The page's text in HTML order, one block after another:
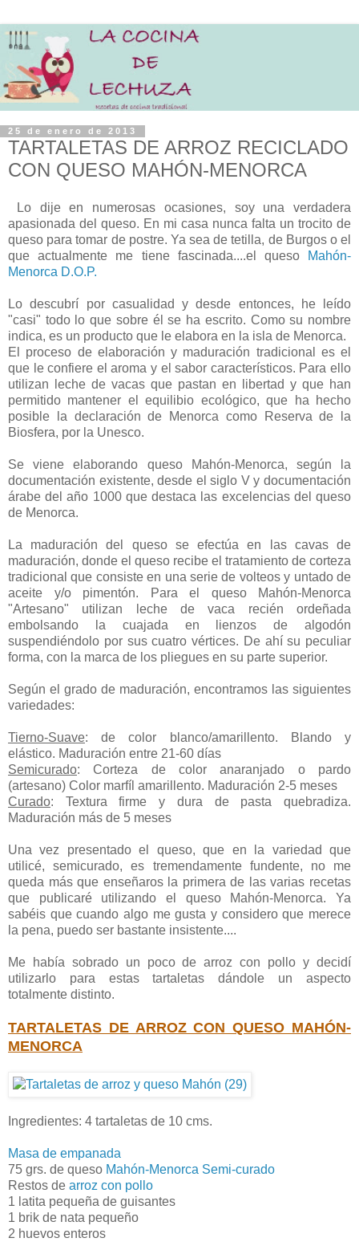
25 de enero de 2013
TARTALETAS DE ARROZ RECICLADO
CON QUESO MAHÓN-MENORCA
Lo dije en numerosas ocasiones, soy una verdadera
apasionada del queso. En mi casa nunca falta un trocito de
queso para tomar de postre. Ya sea de tetilla, de Burgos o el
que actualmente me tiene fascinada....el quesoMahón-
Menorca D.O.P.
Lo descubrí por casualidad y desde entonces, he leído
"casi" todo lo que sobre él se ha escrito. Como su nombre
indica, es un producto que le elabora en la isla de Menorca.
El proceso de elaboración y maduración tradicional es el
que le confiere el aroma y el sabor característicos. Para ello
utilizan leche de vacas que pastan en libertad y que han
permitido mantener el equilibio ecológico, que ha hecho
posible la declaración de Menorca como Reserva de la
Biosfera, por la Unesco.
Se viene elaborando queso Mahón-Menorca, según la
documentación existente, desde el siglo V y documentación
árabe del año 1000 que destaca las excelencias del queso
de Menorca.
La maduración del queso se efectúa en las cavas de
maduración, donde el queso recibe el tratamiento de corteza
tradicional que consiste en una serie de volteos y untado de
aceite y/o pimentón. Para el queso Mahón-Menorca
"Artesano" utilizan leche de vaca recién ordeñada
embolsando la cuajada en lienzos de algodón
suspendiéndolo por sus cuatro vértices. De ahí su peculiar
forma, con la marca de los pliegues en su parte superior.
Según el grado de maduración, encontramos las siguientes
variedades:
Tierno-Suave: de color blanco/amarillento. Blando y
elástico. Maduración entre 21-60 días
Semicurado: Corteza de color anaranjado o pardo
(artesano) Color marfíl amarillento. Maduración 2-5 meses
Curado: Textura firme y dura de pasta quebradiza.
Maduración más de 5 meses
Una vez presentado el queso, que en la variedad que
utilicé, semicurado, es tremendamente fundente, no me
queda más que enseñaros la primera de las varias recetas
que publicaré utilizando el queso Mahón-Menorca. Ya
sabéis que cuando algo me gusta y considero que merece
la pena, puedo ser bastante insistente....
Me había sobrado un poco de arroz con pollo y decidí
utilizarlo para estas tartaletas dándole un aspecto
totalmente distinto.
TARTALETAS DE ARROZ CON QUESO MAHÓN-
MENORCA
Ingredientes: 4 tartaletas de 10 cms.
Masa de empanada
75 grs. de queso Mahón-Menorca Semi-curado
Restos de arroz con pollo
1 latita pequeña de guisantes
1 brik de nata pequeño
2 huevos enteros